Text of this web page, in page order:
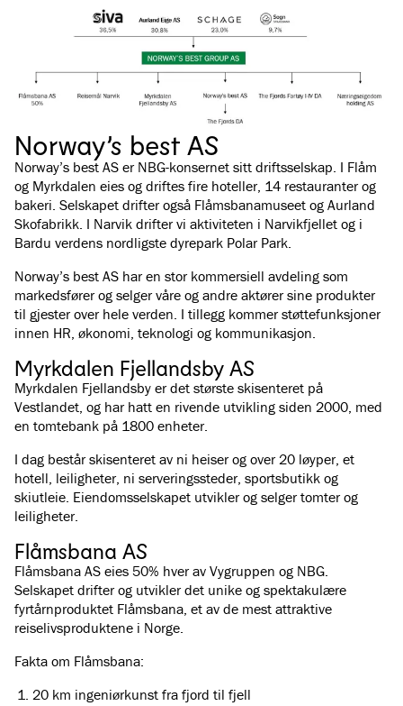
Norway’s best AS
Norway’s best AS er NBG-konsernet sitt driftsselskap. I Flåm
og Myrkdalen eies og driftes fire hoteller, 14 restauranter og
bakeri. Selskapet drifter også Flåmsbanamuseet og Aurland
Skofabrikk. I Narvik drifter vi aktiviteten i Narvikfjellet og i
Bardu verdens nordligste dyrepark Polar Park.
Norway’s best AS har en stor kommersiell avdeling som
markedsfører og selger våre og andre aktører sine produkter
til gjester over hele verden. I tillegg kommer støttefunksjoner
innen HR, økonomi, teknologi og kommunikasjon.
Myrkdalen Fjellandsby AS
Myrkdalen Fjellandsby er det største skisenteret på
Vestlandet, og har hatt en rivende utvikling siden 2000, med
en tomtebank på 1800 enheter.
I dag består skisenteret av ni heiser og over 20 løyper, et
hotell, leiligheter, ni serveringssteder, sportsbutikk og
skiutleie. Eiendomsselskapet utvikler og selger tomter og
leiligheter.
Flåmsbana AS
Flåmsbana AS eies 50% hver av Vygruppen og NBG.
Selskapet drifter og utvikler det unike og spektakulære
fyrtårnproduktet Flåmsbana, et av de mest attraktive
reiselivsproduktene i Norge.
Fakta om Flåmsbana:
20 km ingeniørkunst fra fjord til fjell